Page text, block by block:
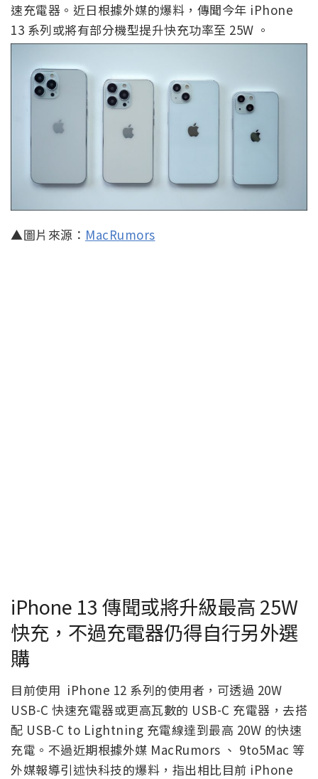
速充電器。近日根據外媒的爆料，傳聞今年 iPhone
13 系列或將有部分機型提升快充功率至 25W 。
▲圖片來源： MacRumors
iPhone 13 傳聞或將升級最高 25W
快充，不過充電器仍得自行另外選
購
目前使用 iPhone 12 系列的使用者，可透過 20W
USB-C 快速充電器或更高瓦數的 USB-C 充電器，去搭
配 USB-C to Lightning 充電線達到最高 20W 的快速
充電。不過近期根據外媒 MacRumors 、 9to5Mac 等
外媒報導引述快科技的爆料，指出相比目前 iPhone